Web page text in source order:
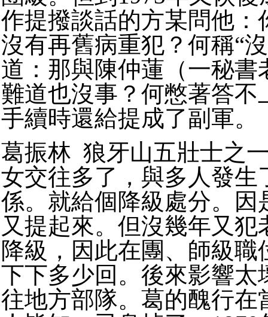
作提撥談話的方某問他：
沒有再舊病重犯？何稱“
道：那與陳仲蓮（一秘書
難道也沒事？何憋著答不
手續時還給提成了副軍。
葛振林 狼牙山五壯士之
女交往多了，與多人發生
係。就給個降級處分。因
又提起來。但沒幾年又犯
降級，因此在團、師級職
下下多少回。後來影響太
往地方部隊。葛的醜行在